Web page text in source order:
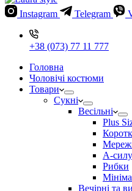
Instagram Telegram
+38 (073) 77 11 777
Головна
Чоловічі костюми
Товари
Сукні
Весільні
Plus
А-
Рибки
Вечірні та